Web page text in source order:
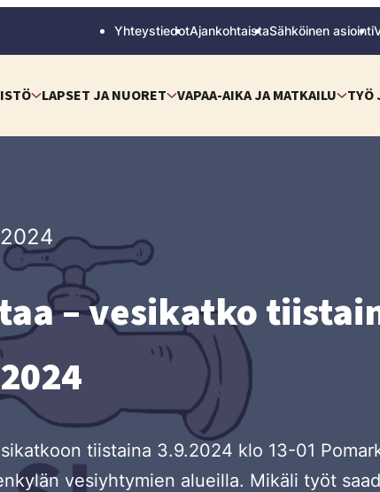
YhteystiedotAjankohtaistaSähköinen asiointi
LAPSET JA NUORET VAPAA-AIKA JA MATKAILU TYÖ
– vesikatko
tiistaina 3.9.2024 klo 13-01
vesiyhtymien alueilla. Mikäli työt